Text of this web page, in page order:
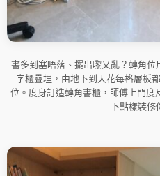
書多到塞唔落、擺出嚟又亂？轉角
字櫃疊埋，由地下到天花每格層板
位。度身訂造轉角書櫃，師傅上門
下點樣裝修